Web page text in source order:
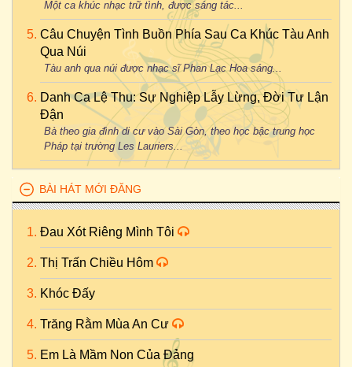
Một ca khúc nhạc trữ tình, được sáng tác...
Câu Chuyện Tình Buồn Phía Sau Ca Khúc Tàu Anh
Qua Núi
Tàu anh qua núi được nhạc sĩ Phan Lạc Hoa sáng...
Danh Ca Lệ Thu: Sự Nghiệp Lẫy Lừng, Đời Tư Lận
Đận
Bà theo gia đình di cư vào Sài Gòn, theo học bậc trung học
Pháp tại trường Les Lauriers...
BÀI HÁT MỚI ĐĂNG
Đau Xót Riêng Mình Tôi
Thị Trấn Chiều Hôm
Khóc Đấy
Trăng Rằm Mùa An Cư
Em Là Mầm Non Của Đảng